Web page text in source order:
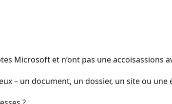
Microsoft et n’ont pas une accoisassions
– un document, un dossier, un site ou une